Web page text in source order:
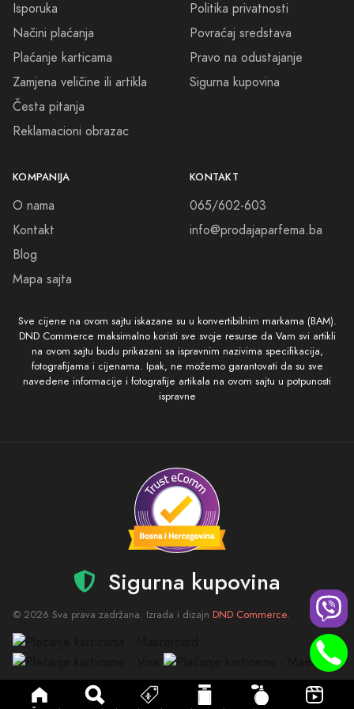
Isporuka
Načini plaćanja
Plaćanje karticama
Zamjena veličine ili artikla
Česta pitanja
Reklamacioni obrazac
Politika privatnosti
Povraćaj sredstava
Pravo na odustajanje
Sigurna kupovina
KOMPANIJA
O nama
Kontakt
Blog
Mapa sajta
KONTAKT
065/602-603
info@prodajaparfema.ba
Sve cijene na ovom sajtu iskazane su u konvertibilnim markama (BAM).
DND Commerce maksimalno koristi sve svoje resurse da Vam svi artikli
na ovom sajtu budu prikazani sa ispravnim nazivima specifikacija,
fotografijama i cijenama. Ipak, ne možemo garantovati da su sve
navedene informacije i fotografije artikala na ovom sajtu u potpunosti
ispravne
Sigurna kupovina
© 2026 Sva prava zadržana. Izrada i dizajn DND Commerce.